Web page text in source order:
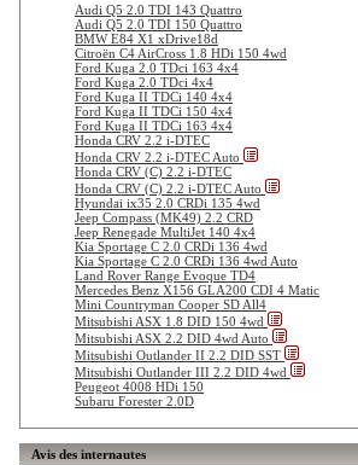
Audi Q5 2.0 TDI 143 Quattro
Audi Q5 2.0 TDI 150 Quattro
BMW E84 X1 xDrive18d
Citroën C4 AirCross 1.8 HDi 150 4wd
Ford Kuga 2.0 TDci 163 4x4
Ford Kuga 2.0 TDci 4x4
Ford Kuga II TDCi 140 4x4
Ford Kuga II TDCi 150 4x4
Ford Kuga II TDCi 163 4x4
Honda CRV 2.2 i-DTEC
Honda CRV 2.2 i-DTEC Auto
Honda CRV (C) 2.2 i-DTEC
Honda CRV (C) 2.2 i-DTEC Auto
Hyundai ix35 2.0 CRDi 135 4wd
Jeep Compass (MK49) 2.2 CRD
Jeep Renegade MultiJet 140 4x4
Kia Sportage C 2.0 CRDi 136 4wd
Kia Sportage C 2.0 CRDi 136 4wd Auto
Land Rover Range Evoque TD4
Mercedes Benz X156 GLA200 CDI 4 Matic
Mini Countryman Cooper SD All4
Mitsubishi ASX 1.8 DID 150 4wd
Mitsubishi ASX 2.2 DID 4wd Auto
Mitsubishi Outlander II 2.2 DID SST
Mitsubishi Outlander III 2.2 DID 4wd
Peugeot 4008 HDi 150
Subaru Forester 2.0D
Avis des internautes